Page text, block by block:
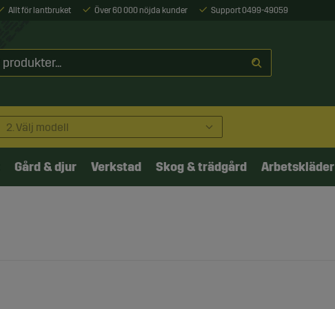
Allt för lantbruket Över 60 000 nöjda kunder Support 0499-49059
2. Välj modell
Gård & djur Verkstad Skog & trädgård Arbetskläder